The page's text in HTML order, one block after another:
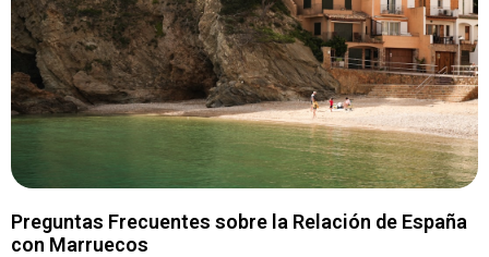
Preguntas Frecuentes sobre la Relación de España
con Marruecos